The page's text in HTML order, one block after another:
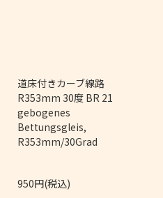
道床付きカーブ線路
R353mm 30度 BR 21
gebogenes
Bettungsgleis,
R353mm/30Grad
950円(税込)